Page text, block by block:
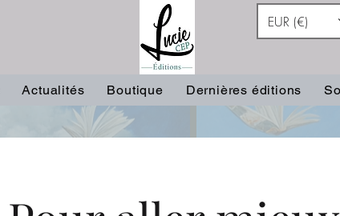
EUR (€)
Actualités Boutique Dernières éditions